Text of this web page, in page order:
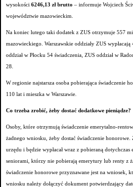
wysokości 6246,13 zł brutto – informuje Wojciech
województwie mazowieckim.
Na koniec lutego taki dodatek z ZUS otrzymuje 557
mazowieckiego. Warszawskie oddziały ZUS
oddział w Płocku 54 świadczenia, ZUS oddział w
28.
W regionie najstarsza osoba pobierająca świadczenie
110 lat i mieszka w Warszawie.
Co trzeba zrobić, żeby dostać dodatkowe pieniądze?
Osoby, które otrzymują świadczenie emerytalno-
żadnego wniosku, żeby dostać świadczenie
urzędu i będzie wypłacał wraz z pobieraną
seniorami, którzy nie pobierają emerytury lub renty z
świadczenie honorowe przyznawane jest na wniosek,
wniosku należy dołączyć dokument potwierdzający